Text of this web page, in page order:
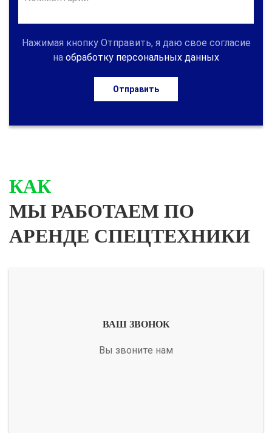
Нажимая кнопку Отправить, я даю свое согласие
на обработку персональных данных
Отправить
КАК
МЫ РАБОТАЕМ ПО
АРЕНДЕ СПЕЦТЕХНИКИ
ВАШ ЗВОНОК
Вы звоните нам